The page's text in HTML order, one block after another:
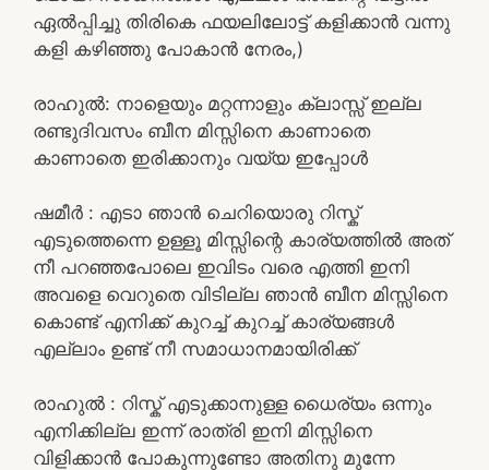
ഏൽപ്പിച്ചു തിരികെ ഫയലിലോട്ട് കളിക്കാൻ വന്നു
കളി കഴിഞ്ഞു പോകാൻ നേരം,)
രാഹുൽ: നാളെയും മറ്റന്നാളും ക്ലാസ്സ് ഇല്ല
രണ്ടുദിവസം ബീന മിസ്സിനെ കാണാതെ
കാണാതെ ഇരിക്കാനും വയ്യ ഇപ്പോൾ
ഷമീർ : എടാ ഞാൻ ചെറിയൊരു റിസ്ക്
എടുത്തെന്നെ ഉള്ളൂ മിസ്സിന്റെ കാര്യത്തിൽ അത്
നീ പറഞ്ഞപോലെ ഇവിടം വരെ എത്തി ഇനി
അവളെ വെറുതെ വിടില്ല ഞാൻ ബീന മിസ്സിനെ
കൊണ്ട് എനിക്ക് കുറച്ച് കുറച്ച് കാര്യങ്ങൾ
എല്ലാം ഉണ്ട് നീ സമാധാനമായിരിക്ക്
രാഹുൽ : റിസ്ക് എടുക്കാനുള്ള ധൈര്യം ഒന്നും
എനിക്കില്ല ഇന്ന് രാത്രി ഇനി മിസ്സിനെ
വിളിക്കാൻ പോകുന്നുണ്ടോ അതിനു മുന്നേ